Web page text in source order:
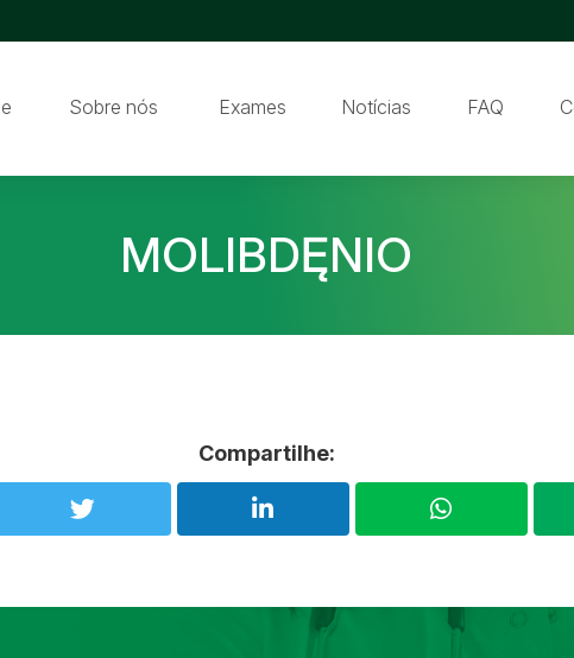
Sobre nós Exames Notícias FAQ
MOLIBDĘNIO
Compartilhe: